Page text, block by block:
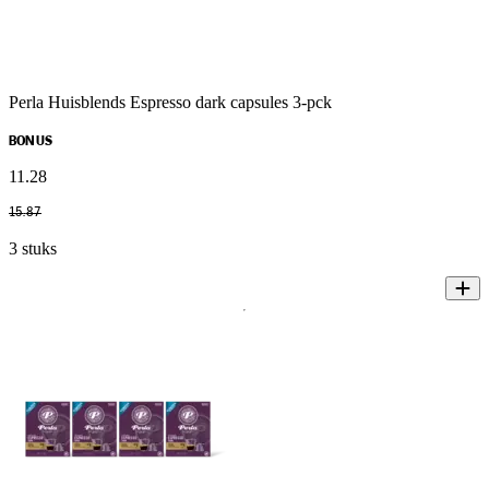
Perla Huisblends Espresso dark capsules 3-pck
BONUS
11 .28
15.87
3 stuks